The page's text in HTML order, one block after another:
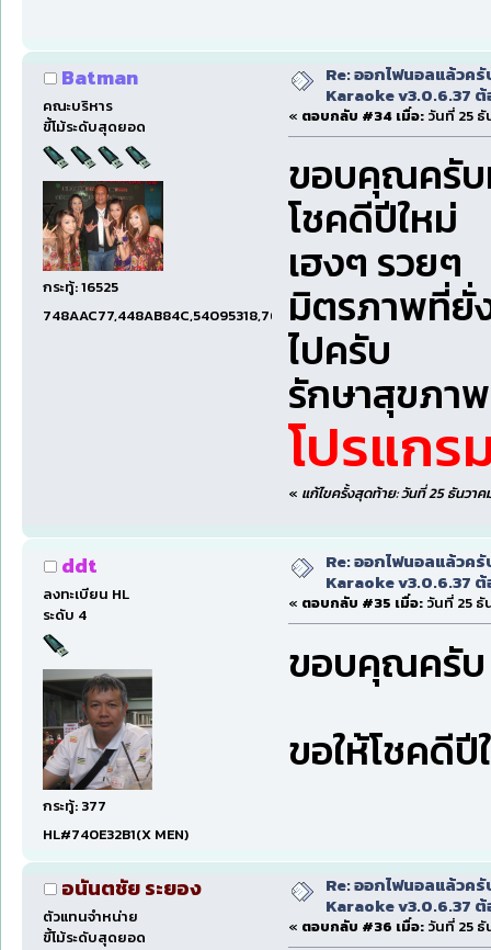
Batman
คณะบริหาร
ขี้โม้ระดับสุดยอด
กระทู้: 16525
748AAC77,448AB84C,54095318,7660DAE5,97606B15,47C5E
Re: ออกไฟนอลแล้วค
Karaoke v3.0.6.37
« ตอบกลับ #34 เมื่อ: วันที่ 25 ธั
ขอบคุณครั
โชคดีปีใหม่
เฮงๆ รวยๆ
มิตรภาพที่ยั่
ไปครับ
รักษาสุขภา
โปรแกร
« แก้ไขครั้งสุดท้าย: วันที่ 25 ธันวาค
ddt
ลงทะเบียน HL
ระดับ 4
กระทู้: 377
HL#740E32B1(X MEN)
Re: ออกไฟนอลแล้วค
Karaoke v3.0.6.37
« ตอบกลับ #35 เมื่อ: วันที่ 25 ธั
ขอบคุณครับ
ขอให้โชคดีปี
อนันตชัย ระยอง
ตัวแทนจำหน่าย
ขี้โม้ระดับสุดยอด
Re: ออกไฟนอลแล้วค
Karaoke v3.0.6.37
« ตอบกลับ #36 เมื่อ: วันที่ 25 ธั